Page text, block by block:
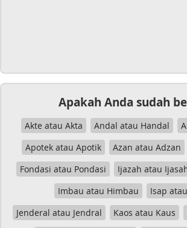
Apakah Anda sudah
Akte atau Akta Andal atau Handal
Apotek atau Apotik
Azan atau Adzan
Fondasi atau Pondasi
Ijazah atau
Imbau atau Himbau
Isap
Jenderal atau Jendral
Kaos atau Kaus